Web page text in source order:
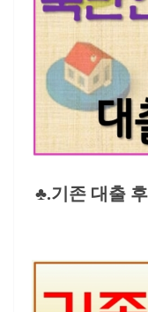
♣.기존 대출